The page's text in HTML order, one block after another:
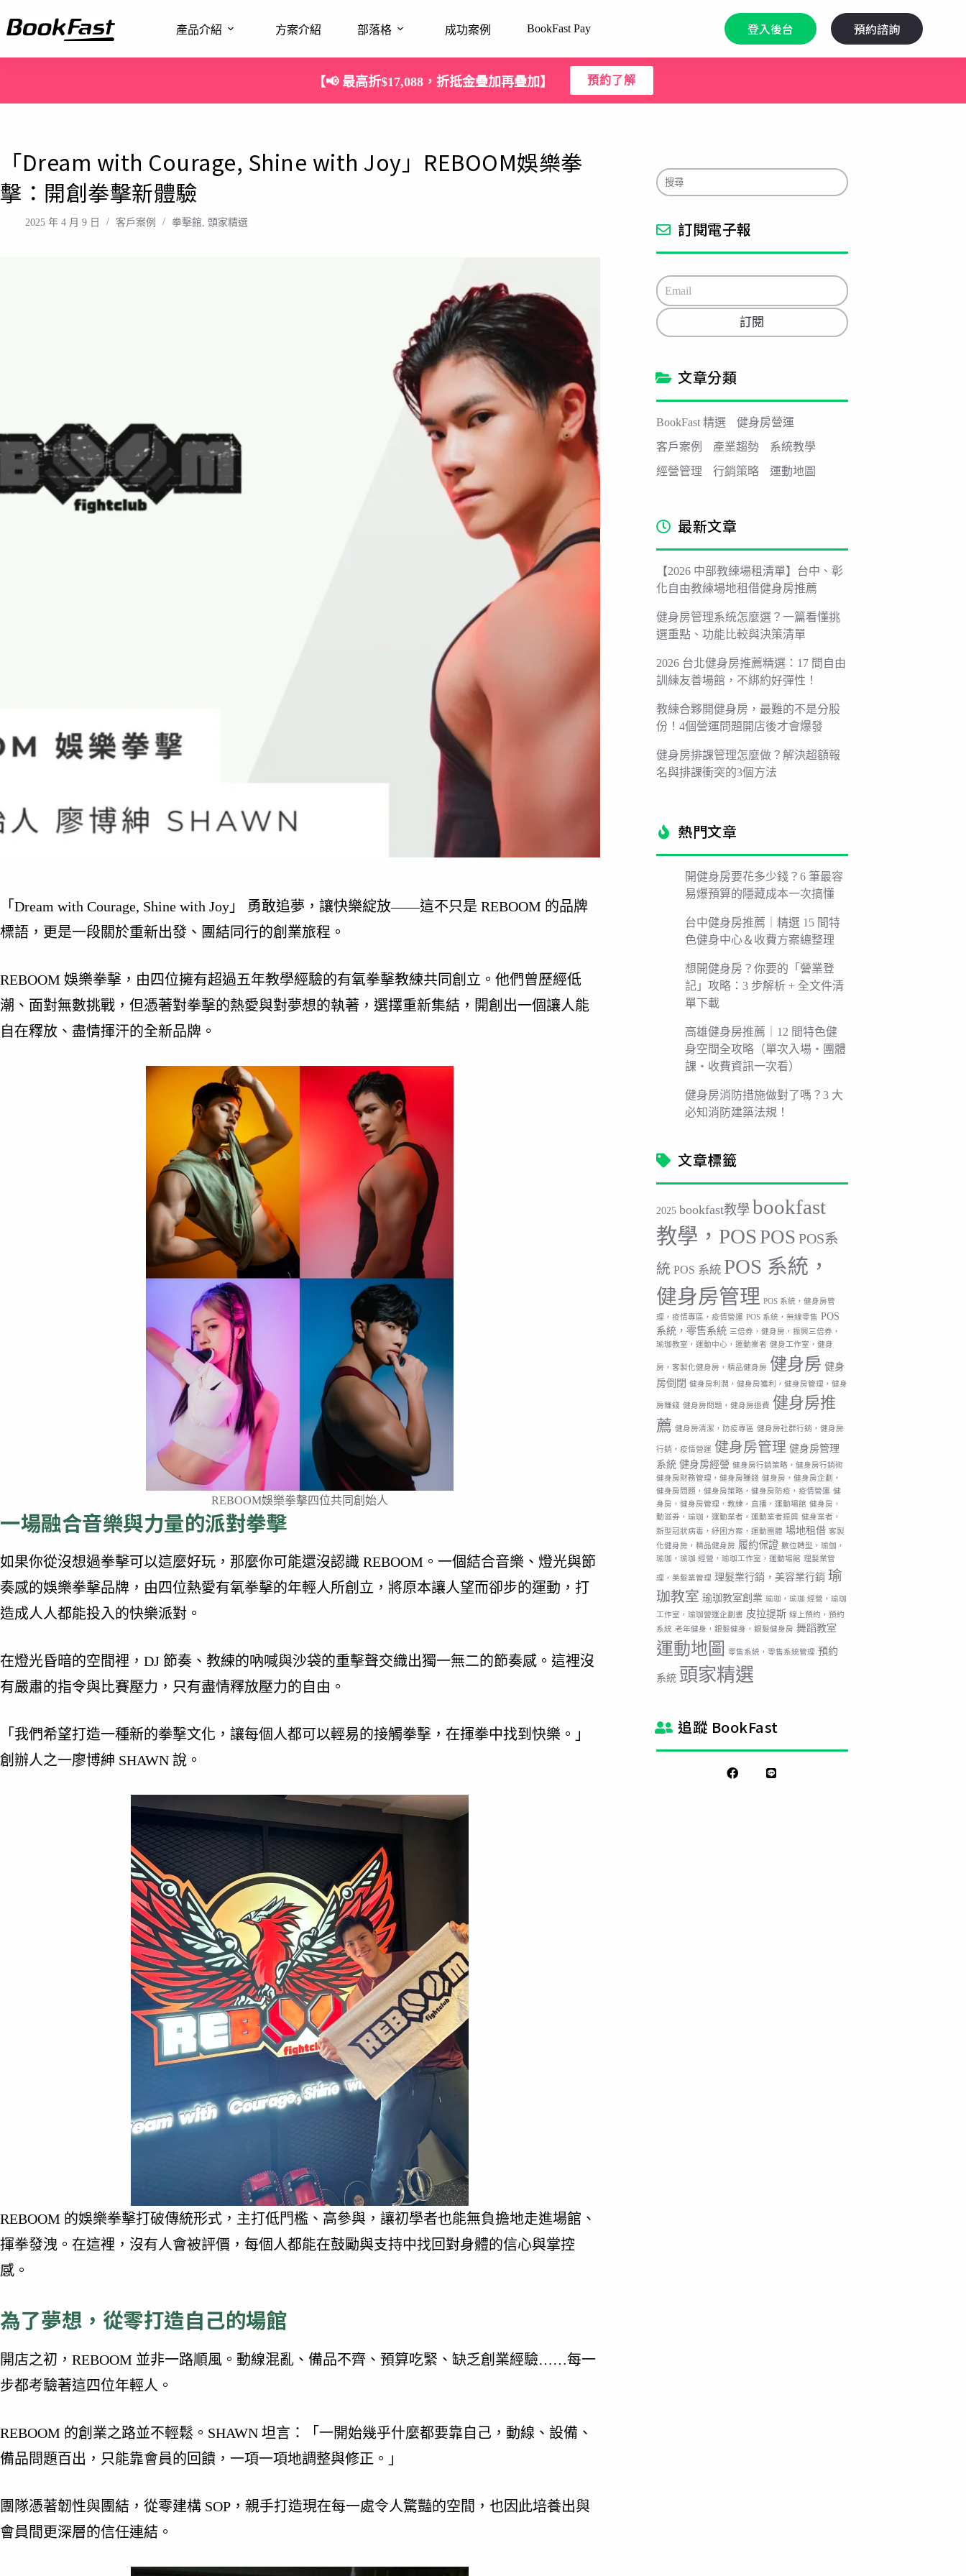
產品介紹 方案介紹 部落格 成功案例 BookFast Pay 登入後台 預約諮詢
【📢 最高折$17,088，折抵金疊加再疊加】 預約了解
「Dream with Courage, Shine with Joy」REBOOM娛樂拳
擊：開創拳擊新體驗
2025 年 4 月 9 日 客戶案例 拳擊館, 頭家精選
「Dream with Courage, Shine with Joy」 勇敢追夢，讓快樂綻放——這不只是 REBOOM 的品牌
標語，更是一段關於重新出發、團結同行的創業旅程。
REBOOM 娛樂拳擊，由四位擁有超過五年教學經驗的有氧拳擊教練共同創立。他們曾歷經低
潮、面對無數挑戰，但憑著對拳擊的熱愛與對夢想的執著，選擇重新集結，開創出一個讓人能
自在釋放、盡情揮汗的全新品牌。
REBOOM娛樂拳擊四位共同創始人
一場融合音樂與力量的派對拳擊
如果你從沒想過拳擊可以這麼好玩，那麼你可能還沒認識 REBOOM。一個結合音樂、燈光與節
奏感的娛樂拳擊品牌，由四位熱愛有氧拳擊的年輕人所創立，將原本讓人望而卻步的運動，打
造成人人都能投入的快樂派對。
在燈光昏暗的空間裡，DJ 節奏、教練的吶喊與沙袋的重擊聲交織出獨一無二的節奏感。這裡沒
有嚴肅的指令與比賽壓力，只有盡情釋放壓力的自由。
「我們希望打造一種新的拳擊文化，讓每個人都可以輕易的接觸拳擊，在揮拳中找到快樂。」
創辦人之一廖博紳 SHAWN 說。
REBOOM 的娛樂拳擊打破傳統形式，主打低門檻、高參與，讓初學者也能無負擔地走進場館、
揮拳發洩。在這裡，沒有人會被評價，每個人都能在鼓勵與支持中找回對身體的信心與掌控
感。
為了夢想，從零打造自己的場館
開店之初，REBOOM 並非一路順風。動線混亂、備品不齊、預算吃緊、缺乏創業經驗……每一
步都考驗著這四位年輕人。
REBOOM 的創業之路並不輕鬆。SHAWN 坦言：「一開始幾乎什麼都要靠自己，動線、設備、
備品問題百出，只能靠會員的回饋，一項一項地調整與修正。」
團隊憑著韌性與團結，從零建構 SOP，親手打造現在每一處令人驚豔的空間，也因此培養出與
會員間更深層的信任連結。
訂閱電子報
E
m
a
i
訂閱
文章分類
BookFast 精選
健身房營運
客戶案例
產業趨勢
系統教學
經營管理
行銷策略 運動地圖
最新文章
【2026 中部教練場租清單】台中、彰
化自由教練場地租借健身房推薦
健身房管理系統怎麼選？一篇看懂挑
選重點、功能比較與決策清單
2026 台北健身房推薦精選：17 間自由
訓練友善場館，不綁約好彈性！
教練合夥開健身房，最難的不是分股
份！4個營運問題開店後才會爆發
健身房排課管理怎麼做？解決超額報
名與排課衝突的3個方法
熱門文章​
開健身房要花多少錢？6 筆最容
易爆預算的隱藏成本一次搞懂
台中健身房推薦｜精選 15 間特
色健身中心＆收費方案總整理
想開健身房？你要的「營業登
記」攻略：3 步解析 + 全文件清
單下載
高雄健身房推薦｜12 間特色健
身空間全攻略（單次入場・團體
課・收費資訊一次看）
健身房消防措施做對了嗎？3 大
必知消防建築法規！
文章標籤
2025 bookfast教學 bookfast
教學，POS POS POS系
統 POS 系統 POS 系統，
健身房管理 POS 系統，健身房管
理，疫情專區，疫情營運 POS 系統，無線零售 POS
系統，零售系統 三倍券，健身房，振興三倍券，
瑜珈教室，運動中心，運動業者 健身工作室，健身
房，客製化健身房，精品健身房 健身房 健身
房倒閉 健身房利潤，健身房獲利，健身房管理，健身
房賺錢 健身房問題，健身房退費 健身房推
薦 健身房清潔，防疫專區 健身房社群行銷，健身房
行銷，疫情營運 健身房管理 健身房管理
系統 健身房經營 健身房行銷策略，健身房行銷術
健身房財務管理，健身房賺錢 健身房，健身房企劃，
健身房問題，健身房策略，健身房防疫，疫情營運 健
身房，健身房管理，教練，直播，運動場館 健身房，
動滋券，瑜珈，運動業者，運動業者振興 健身業者，
新型冠狀病毒，紓困方案，運動團體 場地租借 客製
化健身房，精品健身房 履約保證 數位轉型，瑜伽，
瑜珈，瑜珈 經營，瑜珈工作室，運動場館 理髮業管
理，美髮業管理 理髮業行銷，美容業行銷 瑜
珈教室 瑜珈教室創業 瑜珈，瑜珈 經營，瑜珈
工作室，瑜珈營運企劃書 皮拉提斯 線上預約，預約
系統 老年健身，銀髮健身，銀髮健身房 舞蹈教室
運動地圖 零售系統，零售系統管理 預約
系統 頭家精選
追蹤 BookFast